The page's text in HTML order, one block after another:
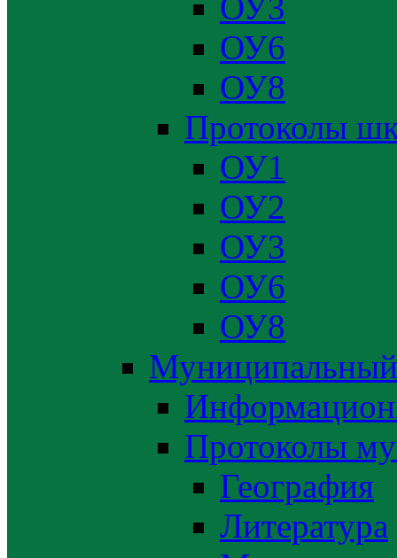
ОУ6
ОУ8
Протоколы
ОУ1
ОУ2
ОУ3
ОУ6
ОУ8
Муниципальный
Протоколы
География
Литература